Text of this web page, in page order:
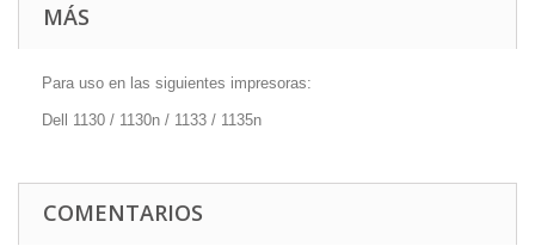
MÁS
Para uso en las siguientes impresoras:
Dell 1130 / 1130n / 1133 / 1135n
COMENTARIOS